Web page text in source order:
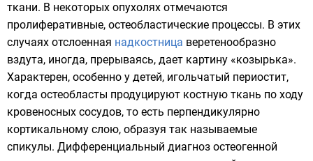
ткани. В некоторых опухолях отмечаются
пролиферативные, остеобластические процессы. В этих
случаях отслоенная надкостница веретенообразно
вздута, иногда, прерываясь, дает картину «козырька».
Характерен, особенно у детей, игольчатый периостит,
когда остеобласты продуцируют костную ткань по ходу
кровеносных сосудов, то есть перпендикулярно
кортикальному слою, образуя так называемые
спикулы. Дифференциальный диагноз остеогенной